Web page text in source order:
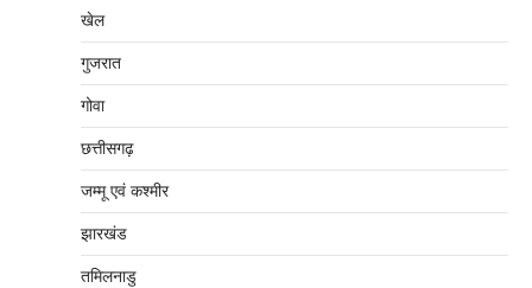
खेल
गुजरात
गोवा
छत्तीसगढ़
जम्‍मू एवं कश्‍मीर
झारखंड
तमिलनाडु